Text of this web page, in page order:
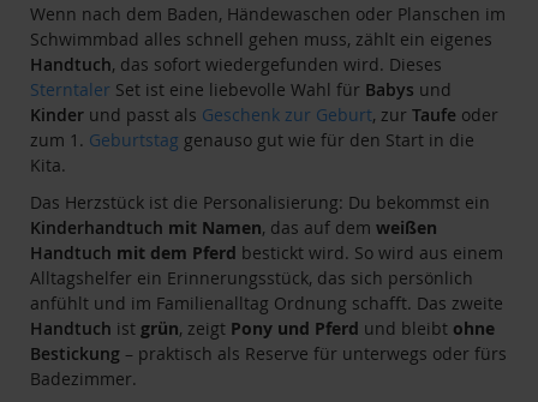
Wenn nach dem Baden, Händewaschen oder Planschen im
Schwimmbad alles schnell gehen muss, zählt ein eigenes
Handtuch, das sofort wiedergefunden wird. Dieses
Sterntaler Set ist eine liebevolle Wahl für Babys und
Kinder und passt als Geschenk zur Geburt, zur Taufe oder
zum 1. Geburtstag genauso gut wie für den Start in die
Kita.
Das Herzstück ist die Personalisierung: Du bekommst ein
Kinderhandtuch mit Namen, das auf dem weißen
Handtuch mit dem Pferd bestickt wird. So wird aus einem
Alltagshelfer ein Erinnerungsstück, das sich persönlich
anfühlt und im Familienalltag Ordnung schafft. Das zweite
Handtuch ist grün, zeigt Pony und Pferd und bleibt ohne
Bestickung – praktisch als Reserve für unterwegs oder fürs
Badezimmer.